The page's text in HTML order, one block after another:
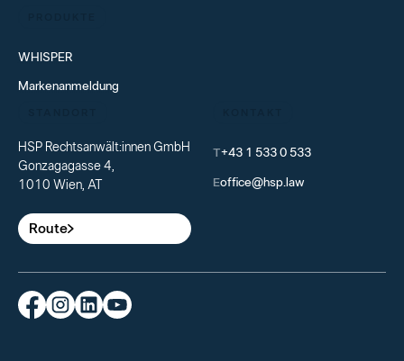
WHISPER
Markenanmeldung
HSP Rechtsanwält:innen GmbH
Gonzagagasse 4,
1010 Wien, AT
Route
T+43 1 533 0 533
Eoffice@hsp.law